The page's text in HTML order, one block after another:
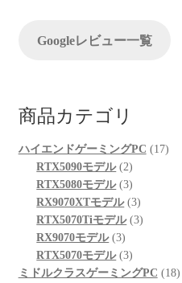
ンGoogleレビュー一覧
商品カテゴリ
ハイエンドゲーミングPC 1717
RTX5090モデル 22
個
の
商
RTX5080モデル 33
個
の
品
RX9070XTモデル 33
個
品
RTX5070Tiモデル 33
商
RX9070モデル 33
個
の
RTX5070モデル 33
個
ミドルクラスゲーミングPC 1818